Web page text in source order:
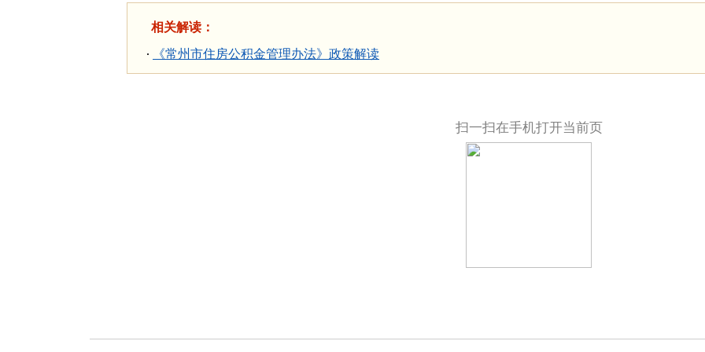
相关解读：
《常州市住房公积金管理办法》政策解读
扫一扫在手机打开当前页